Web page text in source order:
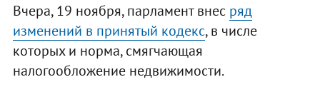
Вчера, 19 ноября, парламент внес ряд
изменений в принятый кодекс, в числе
которых и норма, смягчающая
налогообложение недвижимости.